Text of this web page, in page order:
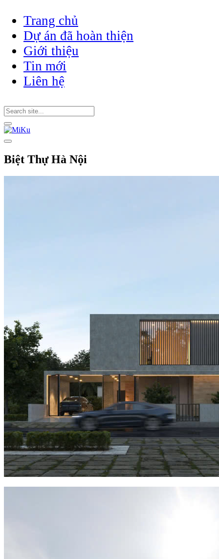
Trang chủ
Dự án đã hoàn thiện
Giới thiệu
Tin mới
Liên hệ
Biệt Thự Hà Nội